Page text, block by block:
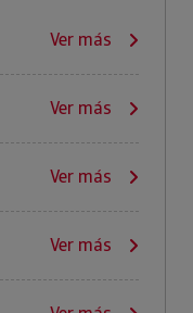
Ver más
Ver más
Ver más
Ver más